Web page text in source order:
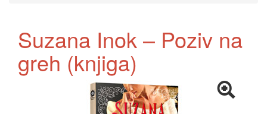
Suzana Inok – Poziv na
greh (knjiga)